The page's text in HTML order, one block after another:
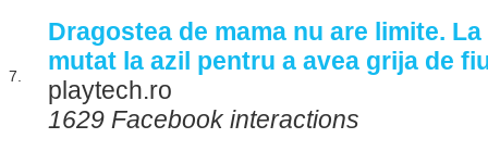
7.
Dragostea de mama nu are limite. La
mutat la azil pentru a avea grija de
playtech.ro
1629 Facebook interactions